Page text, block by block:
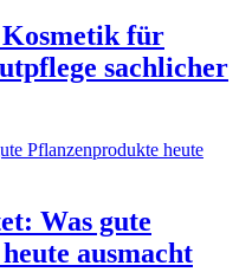
Kosmetik für
sachlicher
Was gute
ausmacht